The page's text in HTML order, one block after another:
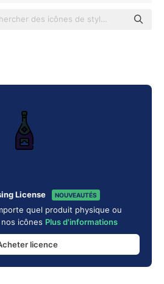
License NOUVEAUTÉS
quel produit physique ou
icônes Plus d'informations
licence